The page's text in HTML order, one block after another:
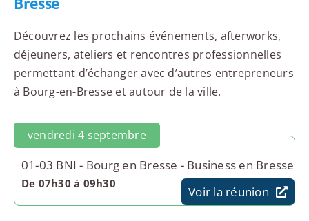
Découvrez les prochains événements, afterworks,
déjeuners, ateliers et rencontres professionnelles
permettant d’échanger avec d’autres entrepreneurs
à Bourg-en-Bresse et autour de la ville.
vendredi 4 septembre
01-03 BNI - Bourg en Bresse - Business en Bresse
De 07h30 à 09h30
Voir la réunion